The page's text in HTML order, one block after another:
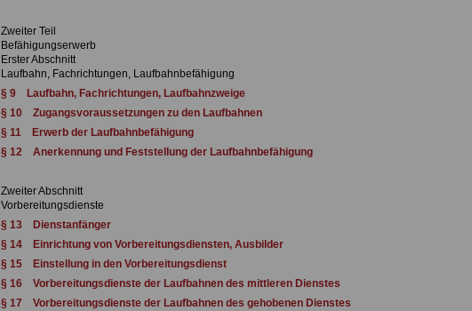
Zweiter Teil
Befähigungserwerb
Erster Abschnitt
Laufbahn, Fachrichtungen, Laufbahnbefähigung
§ 9 Laufbahn, Fachrichtungen, Laufbahnzweige
§ 10 Zugangsvoraussetzungen zu den Laufbahnen
§ 11 Erwerb der Laufbahnbefähigung
§ 12 Anerkennung und Feststellung der Laufbahnbefähigung
Zweiter Abschnitt
Vorbereitungsdienste
§ 13 Dienstanfänger
§ 14 Einrichtung von Vorbereitungsdiensten, Ausbilder
§ 15 Einstellung in den Vorbereitungsdienst
§ 16 Vorbereitungsdienste der Laufbahnen des mittleren Dienstes
§ 17 Vorbereitungsdienste der Laufbahnen des gehobenen Dienstes